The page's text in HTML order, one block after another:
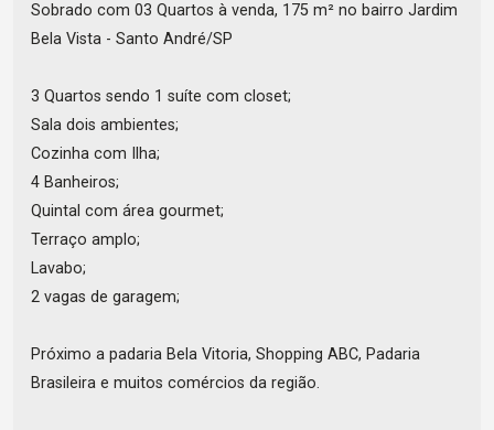
Sobrado com 03 Quartos à venda, 175 m² no bairro Jardim
Bela Vista - Santo André/SP
3 Quartos sendo 1 suíte com closet;
Sala dois ambientes;
Cozinha com Ilha;
4 Banheiros;
Quintal com área gourmet;
Terraço amplo;
Lavabo;
2 vagas de garagem;
Próximo a padaria Bela Vitoria, Shopping ABC, Padaria
Brasileira e muitos comércios da região.